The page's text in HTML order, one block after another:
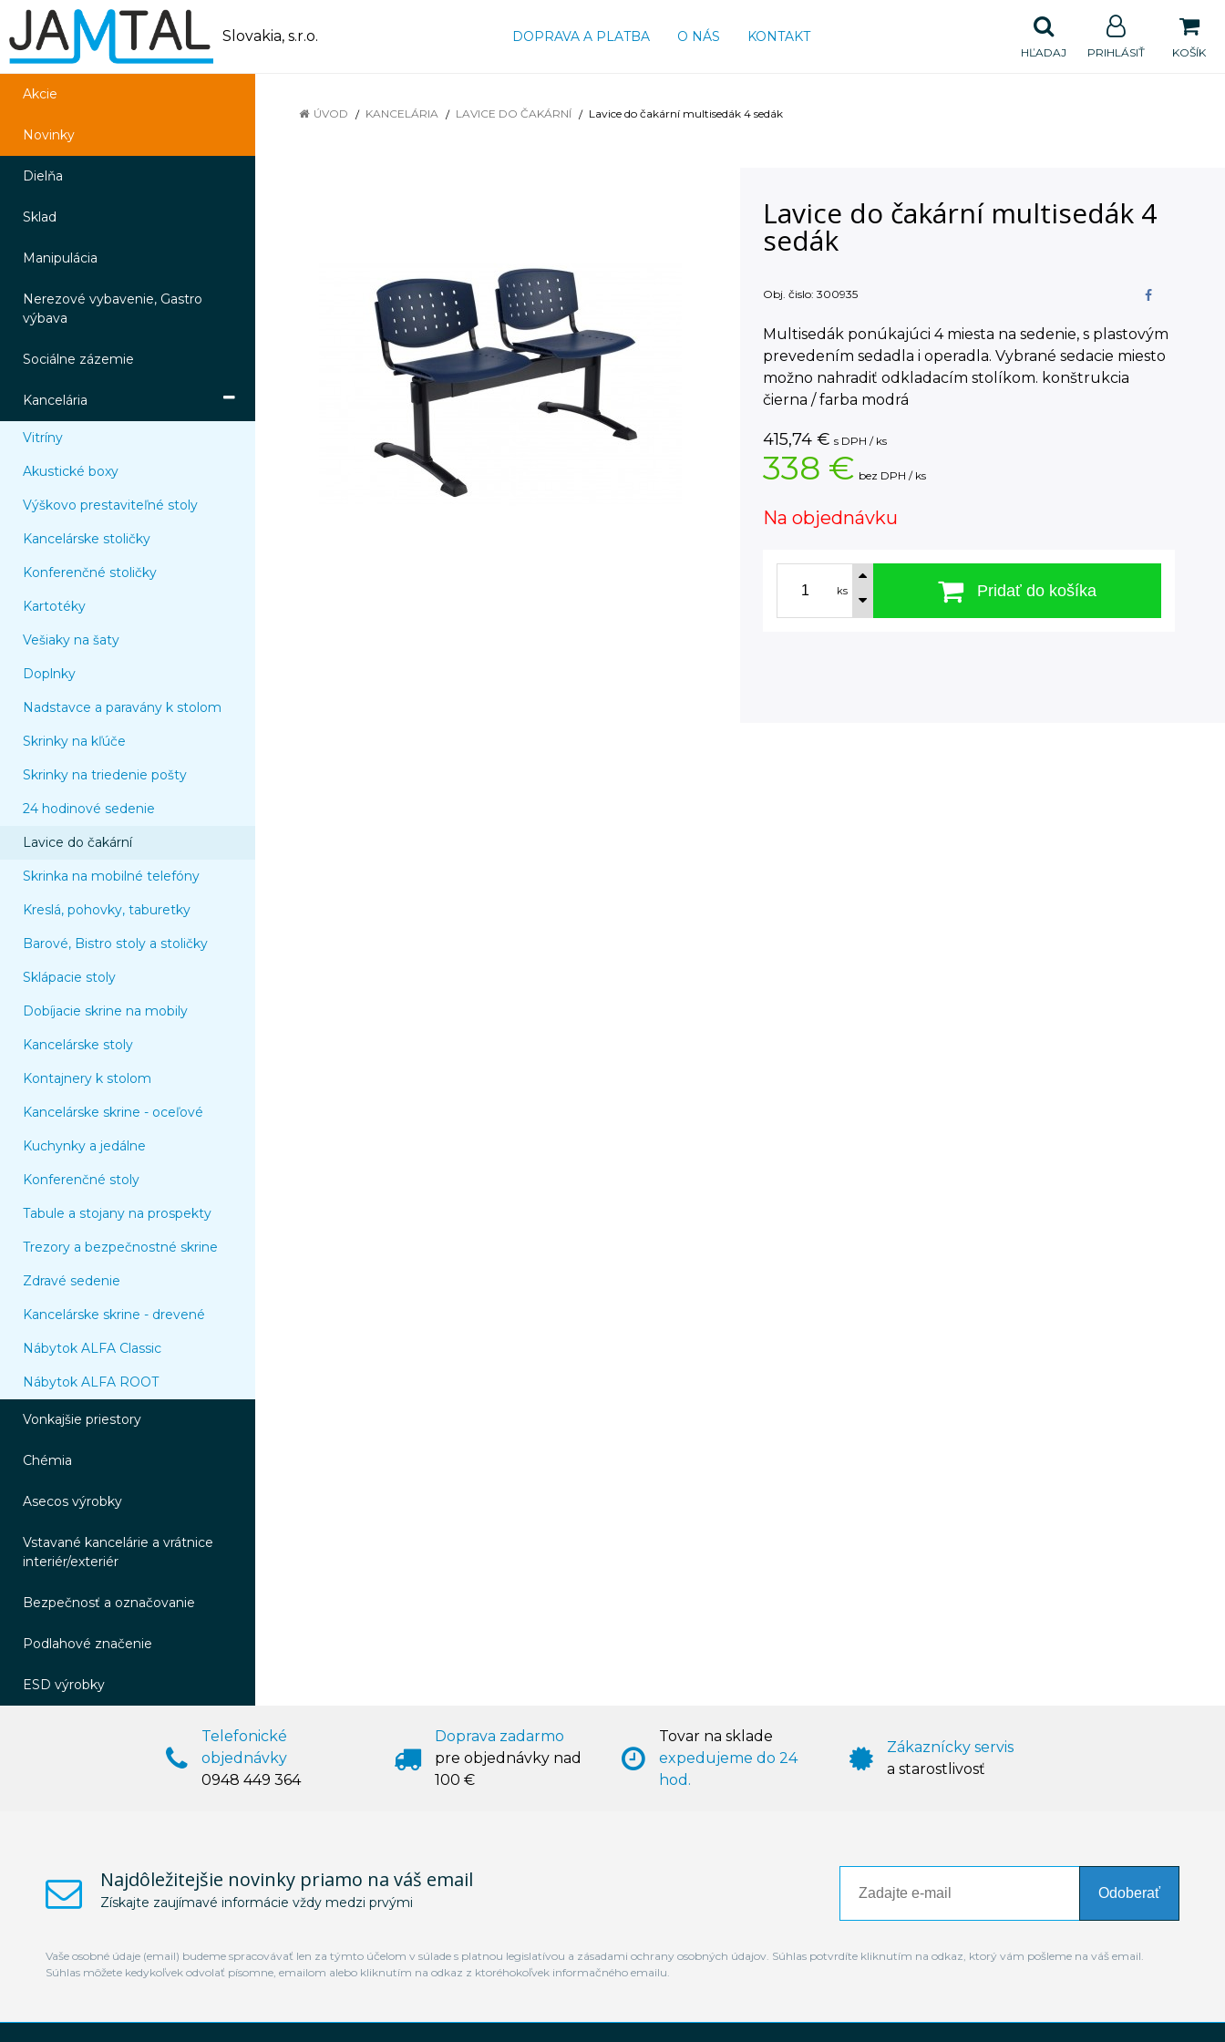
Slovakia, s.r.o. DOPRAVA A PLATBA O NÁS KONTAKT
KOŠÍK
PRIHLÁSIŤ
HĽADAJ
Akcie
Novinky
Dielňa
Sklad
Manipulácia
Nerezové vybavenie, Gastro
výbava
Sociálne zázemie
Kancelária
Vitríny
Akustické boxy
Výškovo prestaviteľné stoly
Kancelárske stoličky
Konferenčné stoličky
Kartotéky
Vešiaky na šaty
Doplnky
Nadstavce a paravány k stolom
Skrinky na kľúče
Skrinky na triedenie pošty
24 hodinové sedenie
Lavice do čakární
Skrinka na mobilné telefóny
Kreslá, pohovky, taburetky
Barové, Bistro stoly a stoličky
Sklápacie stoly
Dobíjacie skrine na mobily
Kancelárske stoly
Kontajnery k stolom
Kancelárske skrine - oceľové
Kuchynky a jedálne
Konferenčné stoly
Tabule a stojany na prospekty
Trezory a bezpečnostné skrine
Zdravé sedenie
Kancelárske skrine - drevené
Nábytok ALFA Classic
Nábytok ALFA ROOT
Vonkajšie priestory
Chémia
Asecos výrobky
Vstavané kancelárie a vrátnice
interiér/exteriér
Bezpečnosť a označovanie
Podlahové značenie
ESD výrobky
ÚVOD KANCELÁRIA LAVICE DO ČAKÁRNÍ Lavice do čakární multisedák 4 sedák
Lavice do čakární multisedák 4
sedák
Obj. čislo: 300935
Multisedák ponúkajúci 4 miesta na sedenie, s plastovým
prevedením sedadla i operadla. Vybrané sedacie miesto
možno nahradiť odkladacím stolíkom. konštrukcia
čierna / farba modrá
415,74 € s DPH / ks
338 € bez DPH / ks
Na objednávku
ks Pridať do košíka
Telefonické
objednávky
0948 449 364
Doprava zadarmo
pre objednávky nad
100 €
Tovar na sklade
expedujeme do 24
hod.
Zákaznícky servis
a starostlivosť
Najdôležitejšie novinky priamo na váš email
Získajte zaujímavé informácie vždy medzi prvými
Odoberať
Vaše osobné údaje (email) budeme spracovávať len za týmto účelom v súlade s platnou legislatívou a zásadami ochrany osobných údajov. Súhlas potvrdíte kliknutím na odkaz, ktorý vám pošleme na váš email.
Súhlas môžete kedykoľvek odvolať písomne, emailom alebo kliknutím na odkaz z ktoréhokoľvek informačného emailu.